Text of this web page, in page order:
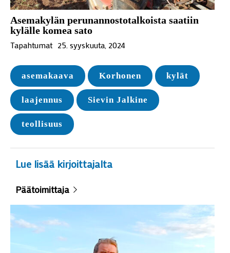
Asemakylän perunannostotalkoista saatiin
kylälle komea sato
Tapahtumat 25. syyskuuta, 2024
asemakaava Korhonen kylät
laajennus Sievin Jalkine
teollisuus
Lue lisää kirjoittajalta
Päätoimittaja